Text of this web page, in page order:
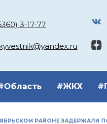
3-17-77
#ЖКХ
РАЙОНЕ ЗАДЕРЖАЛИ